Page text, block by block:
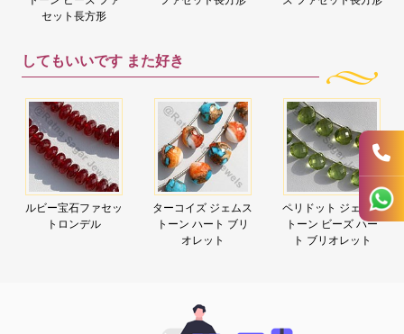
セット長方形
してもいいです また好き
ルビー宝石ファセッ
トロンデル
ターコイズ ジェムス
トーン ハート ブリ
オレット
ペリドット ジェムス
トーン ビーズ ハー
ト ブリオレット